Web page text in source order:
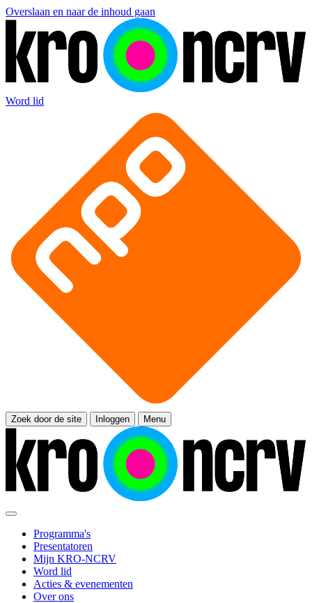
Overslaan en naar de inhoud gaan
Word lid
Zoek door de site Inloggen Menu
Programma's
Presentatoren
Mijn KRO-NCRV
Word lid
Acties & evenementen
Over ons